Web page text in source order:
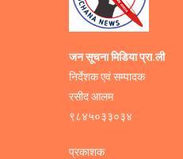
जन सूचना मिडिया प्रा.ली
निर्देशक एवं सम्पादक
रसीद आलम
९८४५०३३०३४
प्रकाशक